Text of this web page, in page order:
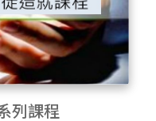
列課程